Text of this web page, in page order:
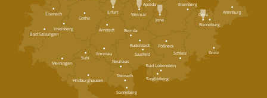
Inselsberg
Sieglitzberg
Bad Lobenstein
Remda
Ronneburg
Steinach
Sonneberg
Neuhaus
Hildburghausen
Greiz
Schleiz
Pößneck
Saalfeld
Rudolstadt
Arnstadt
Ilmenau
Suhl
Meiningen
Bad Salzungen
Altenburg
Gera
Eisenberg
Jena
Apolda
Weimar
Erfurt
Gotha
Eisenach